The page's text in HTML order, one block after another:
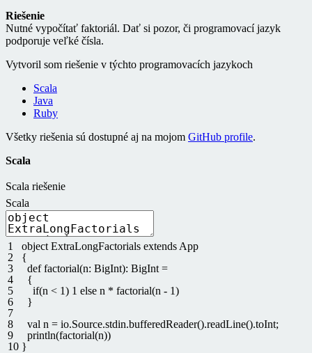
Riešenie
Nutné vypočítať faktoriál. Dať si pozor, či programovací jazyk
podporuje veľké čísla.
Vytvoril som riešenie v týchto programovacích jazykoch
Scala
Java
Ruby
Všetky riešenia sú dostupné aj na mojom GitHub profile.
Scala
Scala riešenie
Scala
1
2
3
4
5
6
7
8
9
10
object ExtraLongFactorials extends App
{
def factorial(n: BigInt): BigInt =
{
if(n < 1) 1 else n * factorial(n - 1)
}
val n = io.Source.stdin.bufferedReader().readLine().toInt;
println(factorial(n))
}